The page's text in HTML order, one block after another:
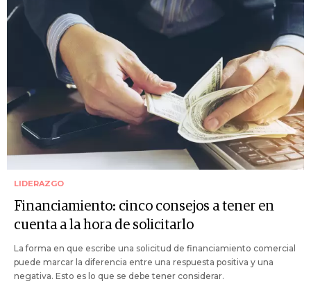
LIDERAZGO
Financiamiento: cinco consejos a tener en
cuenta a la hora de solicitarlo
La forma en que escribe una solicitud de financiamiento comercial
puede marcar la diferencia entre una respuesta positiva y una
negativa. Esto es lo que se debe tener considerar.